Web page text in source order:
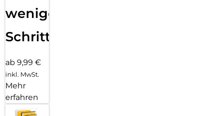
wenigen
Schritten
ab 9,99 €
inkl. MwSt.
Mehr
erfahren